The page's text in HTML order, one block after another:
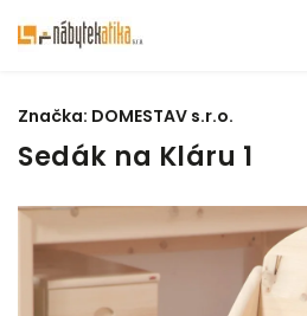
Sedák na Kláru 1
Značka: DOMESTAV s.r.o.